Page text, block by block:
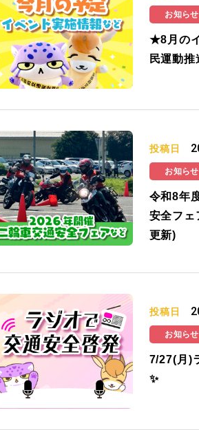
お知らせ
★8月の
民運動
投稿日
お知らせ
令和8年
安全フ
更新)
投稿日
お知らせ
7/27(月)
✨